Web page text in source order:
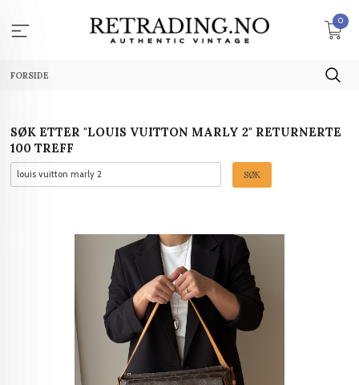
innholdet
0
FORSIDE
SØK ETTER "LOUIS VUITTON MARLY 2" RETURNERTE
100 TREFF